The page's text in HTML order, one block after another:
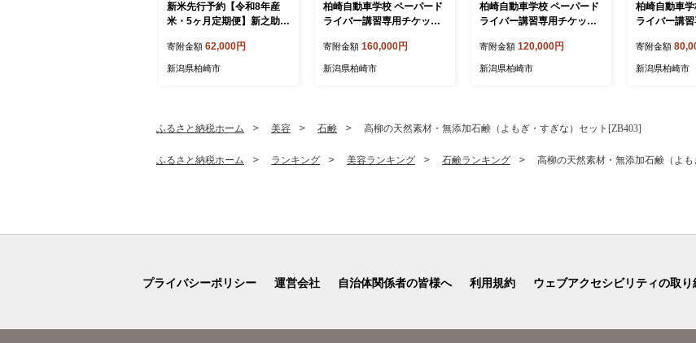
新米先行予約【令和8年産
米・5ヶ月定期便】新之助
（計 20kg）ヤタらうんめぇ
お米 水田環境鑑定士在籍 し
寄附金額 62,000円
新潟県柏崎市
柏崎自動車学校 ペーパード
ライバー講習専用チケット
寄附金額 160,000円
新潟県柏崎市
柏崎自動車学校 ペーパード
ライバー講習専用チケット
寄附金額 120,000円
新潟県柏崎市
柏崎自動車
ライバー講
寄附金額
新潟県柏崎市
ふるさと納税ホーム 美容 石鹸 高柳の天然素材・無添加石鹸（よもぎ・すぎな）セット[ZB403]
ふるさと納税ホーム ランキング 美容ランキング 石鹸ランキング 高柳の天然素材・無添加石鹸（よ
プライバシーポリシー 運営会社 自治体関係者の皆様へ 利用規約 ウェブアクセシビリティの取り